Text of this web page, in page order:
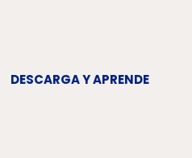
DESCARGA Y APRENDE